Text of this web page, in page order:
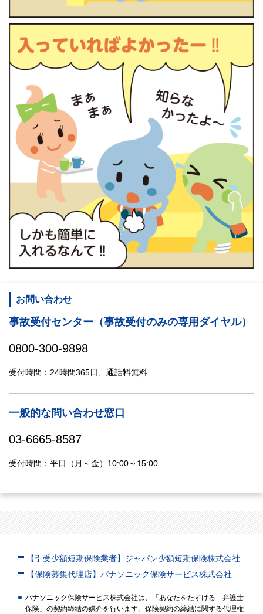
お問い合わせ
事故受付センター（事故受付のみの専用ダイヤル）
0800-300-9898
受付時間：24時間365日、通話料無料
一般的な問い合わせ窓口
03-6665-8587
受付時間：平日（月～金）10:00～15:00
【引受少額短期保険業者】ジャパン少額短期保険株式会社
【保険募集代理店】パナソニック保険サービス株式会社
パナソニック保険サービス株式会社は、「あなたをたすける 弁護士
保険」の契約締結の媒介を行います。保険契約の締結に関する代理権